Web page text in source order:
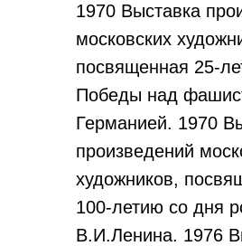
1970 Выставка
московских
посвященная 25-
Победы над
Германией. 1970
произведений
художников,
100-летию со дня
В.И.Ленина. 1976